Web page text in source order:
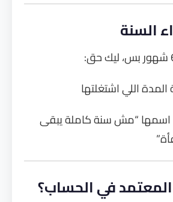
السنة
اللي اشتغلتها
“مش سنة كاملة يبقى
المعتمد في الحساب؟